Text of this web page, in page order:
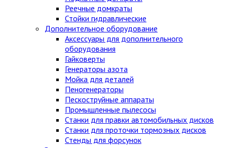
Реечные домкраты
Стойки гидравлические
Дополнительное оборудование
Аксессуары для дополнительного
оборудования
Гайковерты
Генераторы азота
Мойка для деталей
Пеногенераторы
Пескоструйные аппараты
Промышленные пылесосы
Станки для правки автомобильных дисков
Станки для проточки тормозных дисков
Стенды для форсунок